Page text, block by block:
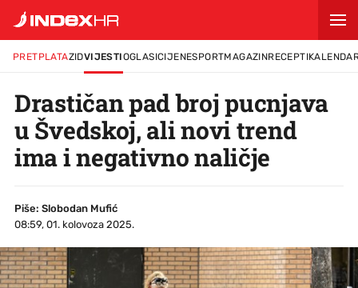
PRETPLATAZIDVIJESTIOGLASICIJENESPORTMAGAZINRECEPTI
Drastičan pad broj pucnjava
u Švedskoj, ali novi trend
ima i negativno naličje
Piše: Slobodan Mufić
08:59, 01. kolovoza 2025.